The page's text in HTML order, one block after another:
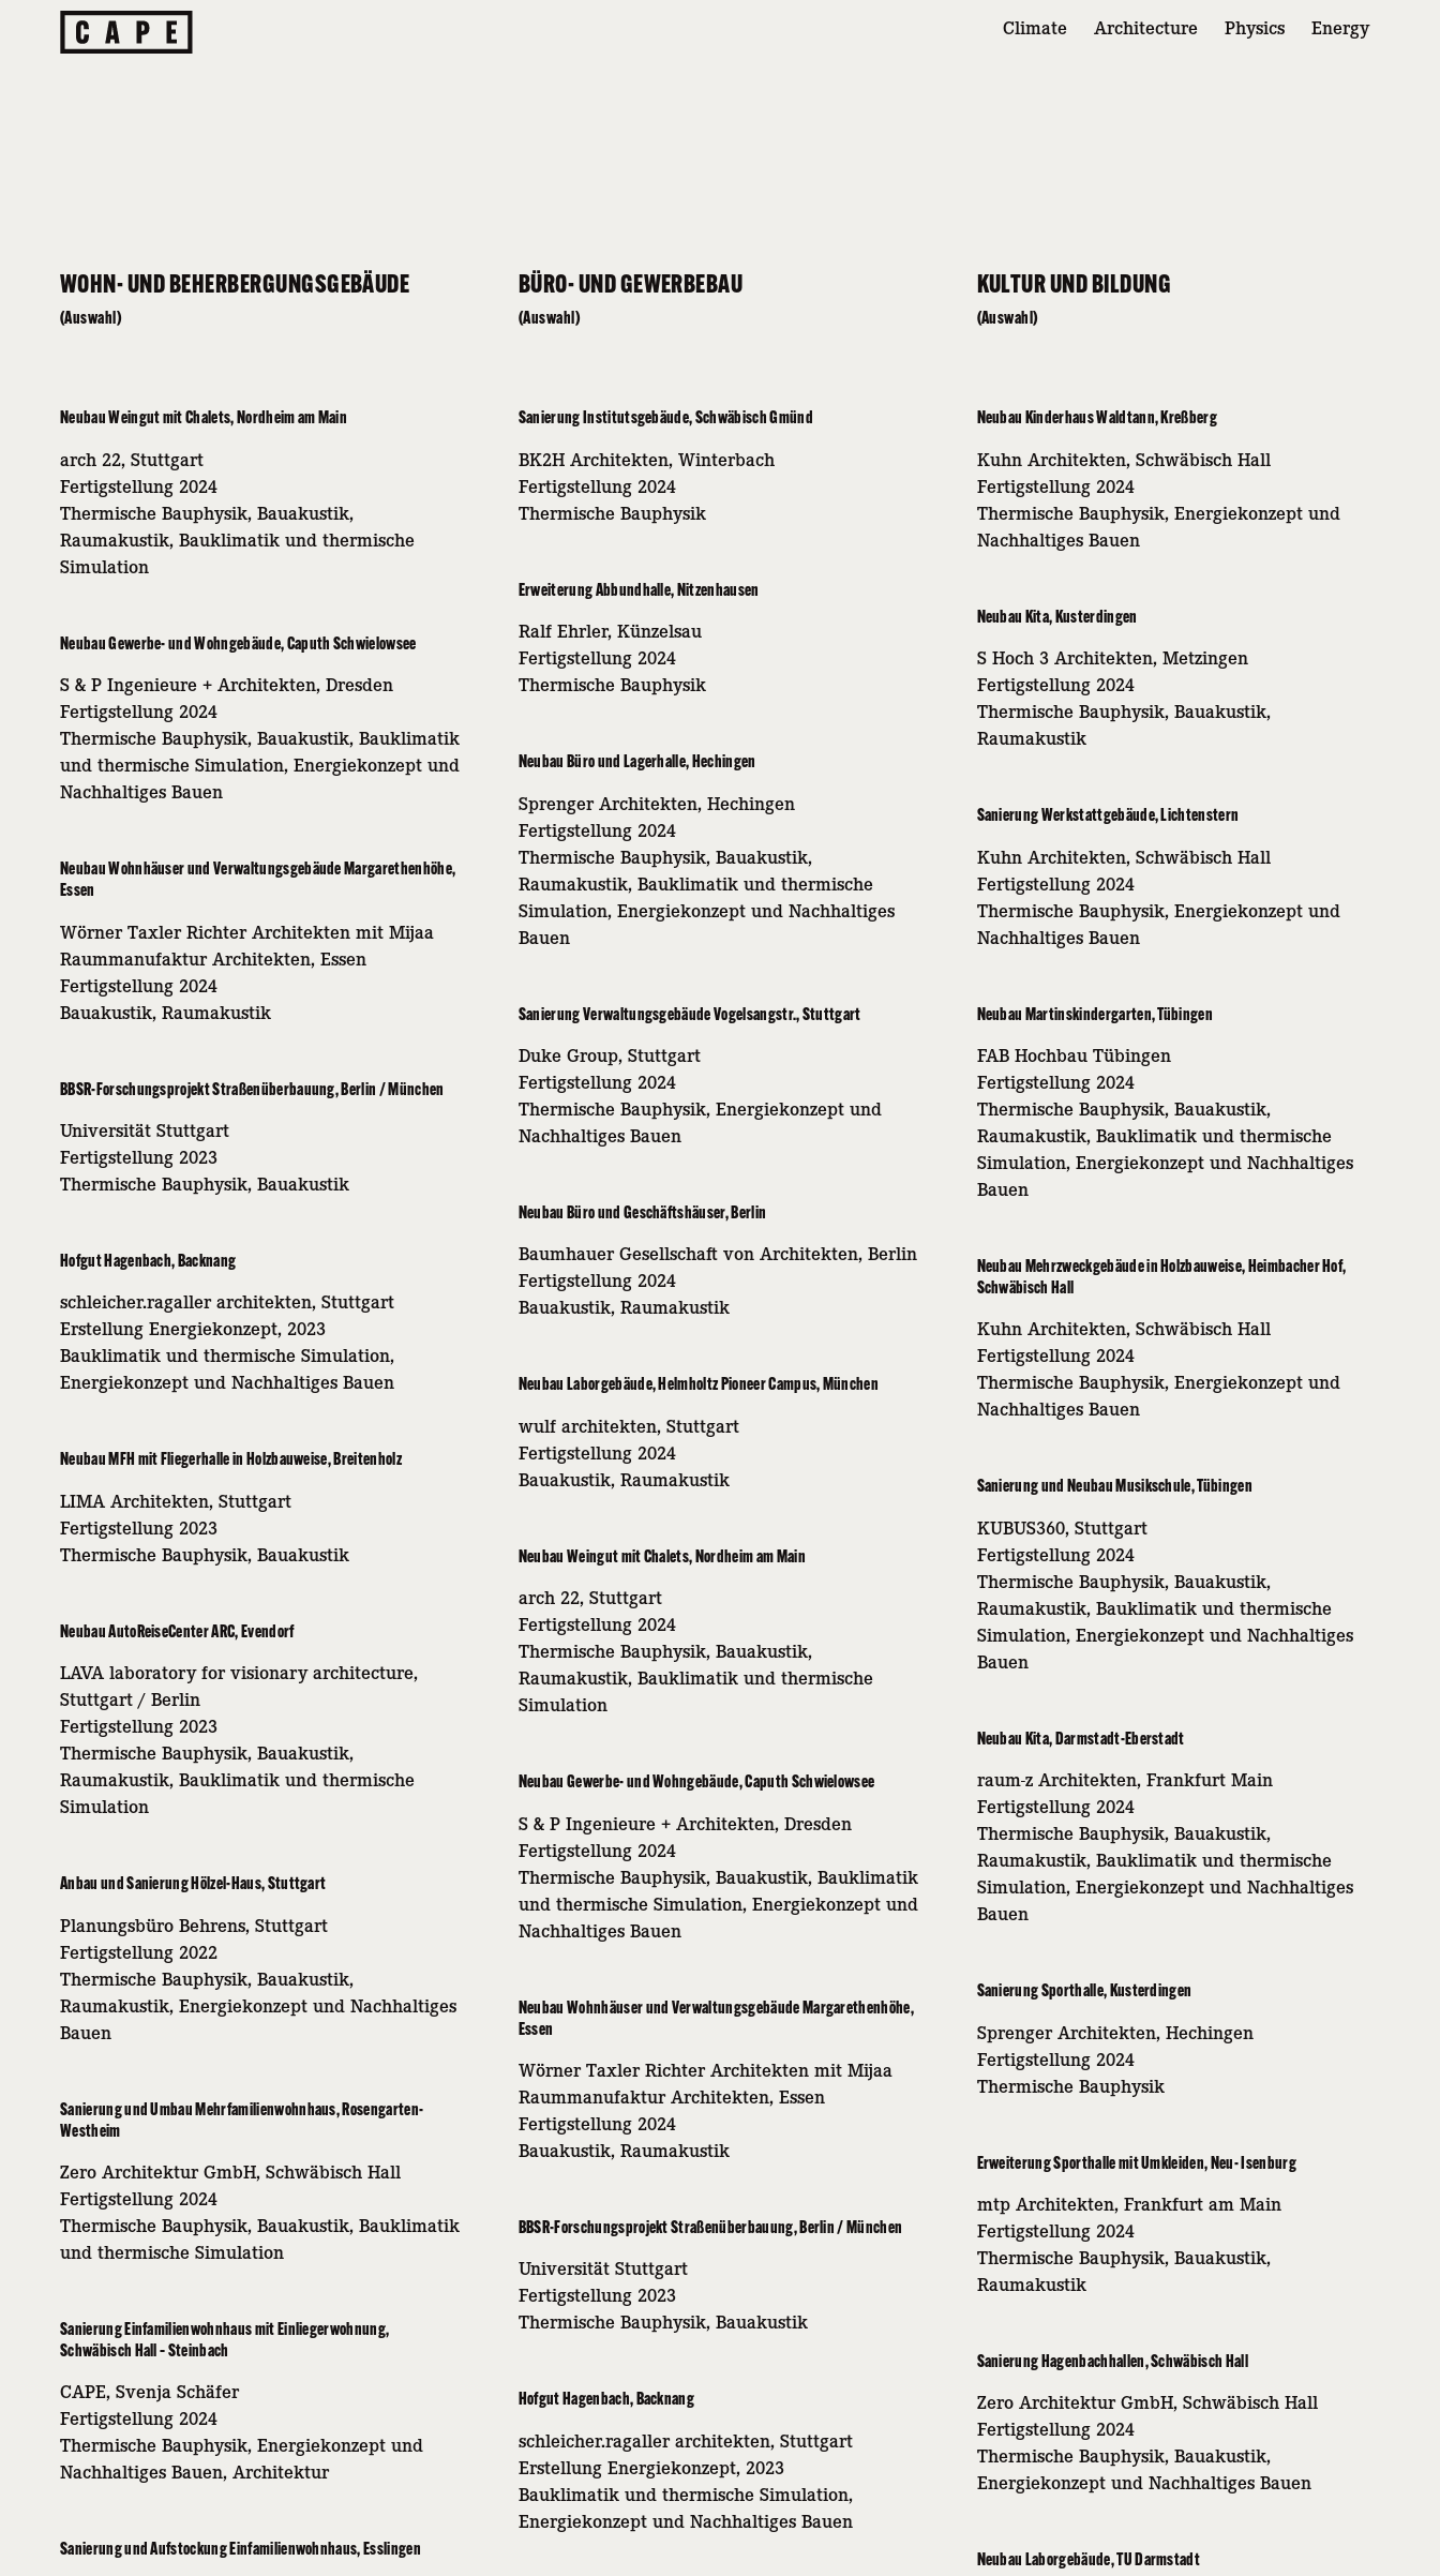
Climate Architecture Physics Energy
WOHN- UND BEHERBERGUNGSGEBÄUDE
(Auswahl)
Neubau Weingut mit Chalets, Nordheim am Main
arch 22, Stuttgart
Fertigstellung 2024
Thermische Bauphysik, Bauakustik,
Raumakustik, Bauklimatik und thermische
Simulation
Neubau Gewerbe- und Wohngebäude, Caputh Schwielowsee
S & P Ingenieure + Architekten, Dresden
Fertigstellung 2024
Thermische Bauphysik, Bauakustik, Bauklimatik
und thermische Simulation, Energiekonzept und
Nachhaltiges Bauen
Neubau Wohnhäuser und Verwaltungsgebäude Margarethenhöhe,
Essen
Wörner Taxler Richter Architekten mit Mijaa
Raummanufaktur Architekten, Essen
Fertigstellung 2024
Bauakustik, Raumakustik
BBSR-Forschungsprojekt Straßenüberbauung, Berlin / München
Universität Stuttgart
Fertigstellung 2023
Thermische Bauphysik, Bauakustik
Hofgut Hagenbach, Backnang
schleicher.ragaller architekten, Stuttgart
Erstellung Energiekonzept, 2023
Bauklimatik und thermische Simulation,
Energiekonzept und Nachhaltiges Bauen
Neubau MFH mit Fliegerhalle in Holzbauweise, Breitenholz
LIMA Architekten, Stuttgart
Fertigstellung 2023
Thermische Bauphysik, Bauakustik
Neubau AutoReiseCenter ARC, Evendorf
LAVA laboratory for visionary architecture,
Stuttgart / Berlin
Fertigstellung 2023
Thermische Bauphysik, Bauakustik,
Raumakustik, Bauklimatik und thermische
Simulation
Anbau und Sanierung Hölzel-Haus, Stuttgart
Planungsbüro Behrens, Stuttgart
Fertigstellung 2022
Thermische Bauphysik, Bauakustik,
Raumakustik, Energiekonzept und Nachhaltiges
Bauen
Sanierung und Umbau Mehrfamilienwohnhaus, Rosengarten-
Westheim
Zero Architektur GmbH, Schwäbisch Hall
Fertigstellung 2024
Thermische Bauphysik, Bauakustik, Bauklimatik
und thermische Simulation
Sanierung Einfamilienwohnhaus mit Einliegerwohnung,
Schwäbisch Hall – Steinbach
CAPE, Svenja Schäfer
Fertigstellung 2024
Thermische Bauphysik, Energiekonzept und
Nachhaltiges Bauen, Architektur
Sanierung und Aufstockung Einfamilienwohnhaus, Esslingen
BÜRO- UND GEWERBEBAU
(Auswahl)
Sanierung Institutsgebäude, Schwäbisch Gmünd
BK2H Architekten, Winterbach
Fertigstellung 2024
Thermische Bauphysik
Erweiterung Abbundhalle, Nitzenhausen
Ralf Ehrler, Künzelsau
Fertigstellung 2024
Thermische Bauphysik
Neubau Büro und Lagerhalle, Hechingen
Sprenger Architekten, Hechingen
Fertigstellung 2024
Thermische Bauphysik, Bauakustik,
Raumakustik, Bauklimatik und thermische
Simulation, Energiekonzept und Nachhaltiges
Bauen
Sanierung Verwaltungsgebäude Vogelsangstr., Stuttgart
Duke Group, Stuttgart
Fertigstellung 2024
Thermische Bauphysik, Energiekonzept und
Nachhaltiges Bauen
Neubau Büro und Geschäftshäuser, Berlin
Baumhauer Gesellschaft von Architekten, Berlin
Fertigstellung 2024
Bauakustik, Raumakustik
Neubau Laborgebäude, Helmholtz Pioneer Campus, München
wulf architekten, Stuttgart
Fertigstellung 2024
Bauakustik, Raumakustik
Neubau Weingut mit Chalets, Nordheim am Main
arch 22, Stuttgart
Fertigstellung 2024
Thermische Bauphysik, Bauakustik,
Raumakustik, Bauklimatik und thermische
Simulation
Neubau Gewerbe- und Wohngebäude, Caputh Schwielowsee
S & P Ingenieure + Architekten, Dresden
Fertigstellung 2024
Thermische Bauphysik, Bauakustik, Bauklimatik
und thermische Simulation, Energiekonzept und
Nachhaltiges Bauen
Neubau Wohnhäuser und Verwaltungsgebäude Margarethenhöhe,
Essen
Wörner Taxler Richter Architekten mit Mijaa
Raummanufaktur Architekten, Essen
Fertigstellung 2024
Bauakustik, Raumakustik
BBSR-Forschungsprojekt Straßenüberbauung, Berlin / München
Universität Stuttgart
Fertigstellung 2023
Thermische Bauphysik, Bauakustik
Hofgut Hagenbach, Backnang
schleicher.ragaller architekten, Stuttgart
Erstellung Energiekonzept, 2023
Bauklimatik und thermische Simulation,
Energiekonzept und Nachhaltiges Bauen
KULTUR UND BILDUNG
(Auswahl)
Neubau Kinderhaus Waldtann, Kreßberg
Kuhn Architekten, Schwäbisch Hall
Fertigstellung 2024
Thermische Bauphysik, Energiekonzept und
Nachhaltiges Bauen
Neubau Kita, Kusterdingen
S Hoch 3 Architekten, Metzingen
Fertigstellung 2024
Thermische Bauphysik, Bauakustik,
Raumakustik
Sanierung Werkstattgebäude, Lichtenstern
Kuhn Architekten, Schwäbisch Hall
Fertigstellung 2024
Thermische Bauphysik, Energiekonzept und
Nachhaltiges Bauen
Neubau Martinskindergarten, Tübingen
FAB Hochbau Tübingen
Fertigstellung 2024
Thermische Bauphysik, Bauakustik,
Raumakustik, Bauklimatik und thermische
Simulation, Energiekonzept und Nachhaltiges
Bauen
Neubau Mehrzweckgebäude in Holzbauweise, Heimbacher Hof,
Schwäbisch Hall
Kuhn Architekten, Schwäbisch Hall
Fertigstellung 2024
Thermische Bauphysik, Energiekonzept und
Nachhaltiges Bauen
Sanierung und Neubau Musikschule, Tübingen
KUBUS360, Stuttgart
Fertigstellung 2024
Thermische Bauphysik, Bauakustik,
Raumakustik, Bauklimatik und thermische
Simulation, Energiekonzept und Nachhaltiges
Bauen
Neubau Kita, Darmstadt-Eberstadt
raum-z Architekten, Frankfurt Main
Fertigstellung 2024
Thermische Bauphysik, Bauakustik,
Raumakustik, Bauklimatik und thermische
Simulation, Energiekonzept und Nachhaltiges
Bauen
Sanierung Sporthalle, Kusterdingen
Sprenger Architekten, Hechingen
Fertigstellung 2024
Thermische Bauphysik
Erweiterung Sporthalle mit Umkleiden, Neu- Isenburg
mtp Architekten, Frankfurt am Main
Fertigstellung 2024
Thermische Bauphysik, Bauakustik,
Raumakustik
Sanierung Hagenbachhallen, Schwäbisch Hall
Zero Architektur GmbH, Schwäbisch Hall
Fertigstellung 2024
Thermische Bauphysik, Bauakustik,
Energiekonzept und Nachhaltiges Bauen
Neubau Laborgebäude, TU Darmstadt